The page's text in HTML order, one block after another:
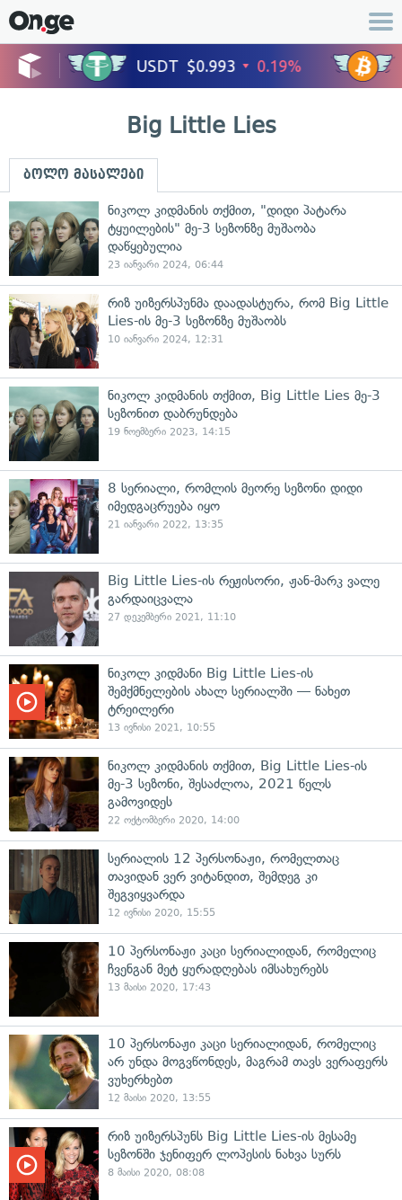
Big Little Lies
ბოლო მასალები
ნიკოლ კიდმანის თქმით, "დიდი პატარა
ტყუილების" მე-3 სეზონზე მუშაობა
დაწყებულია
23 იანვარი 2024, 06:44
რიზ უიზერსპუნმა დაადასტურა, რომ Big Little
Lies-ის მე-3 სეზონზე მუშაობს
10 იანვარი 2024, 12:31
ნიკოლ კიდმანის თქმით, Big Little Lies მე-3
სეზონით დაბრუნდება
19 ნოემბერი 2023, 14:15
8 სერიალი, რომლის მეორე სეზონი დიდი
იმედგაცრუება იყო
21 იანვარი 2022, 13:35
Big Little Lies-ის რეჟისორი, ჟან-მარკ ვალე
გარდაიცვალა
27 დეკემბერი 2021, 11:10
ნიკოლ კიდმანი Big Little Lies-ის
შემქმნელების ახალ სერიალში — ნახეთ
ტრეილერი
13 ივნისი 2021, 10:55
ნიკოლ კიდმანის თქმით, Big Little Lies-ის
მე-3 სეზონი, შესაძლოა, 2021 წელს
გამოვიდეს
22 ოქტომბერი 2020, 14:00
სერიალის 12 პერსონაჟი, რომელთაც
თავიდან ვერ ვიტანდით, შემდეგ კი
შეგვიყვარდა
12 ივნისი 2020, 15:55
10 პერსონაჟი კაცი სერიალიდან, რომელიც
ჩვენგან მეტ ყურადღებას იმსახურებს
13 მაისი 2020, 17:43
10 პერსონაჟი კაცი სერიალიდან, რომელიც
არ უნდა მოგვწონდეს, მაგრამ თავს ვერაფერს
ვუხერხებთ
12 მაისი 2020, 13:55
რიზ უიზერსპუნს Big Little Lies-ის მესამე
სეზონში ჯენიფერ ლოპესის ნახვა სურს
8 მაისი 2020, 08:08